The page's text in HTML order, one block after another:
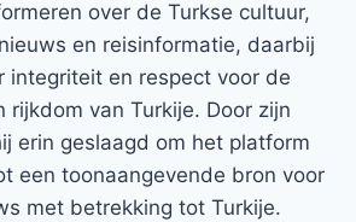
over de Turkse cultuur,
en reisinformatie, daarbij
integriteit en respect voor de
rijkdom van Turkije. Door zijn
erin geslaagd om het platform
een toonaangevende bron voor
met betrekking tot Turkije.